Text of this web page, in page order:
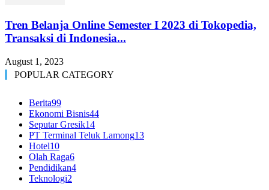
Tren Belanja Online Semester I 2023 di Tokopedia,
Transaksi di Indonesia...
August 1, 2023
POPULAR CATEGORY
Berita99
Ekonomi Bisnis44
Seputar Gresik14
PT Terminal Teluk Lamong13
Hotel10
Olah Raga6
Pendidikan4
Teknologi2